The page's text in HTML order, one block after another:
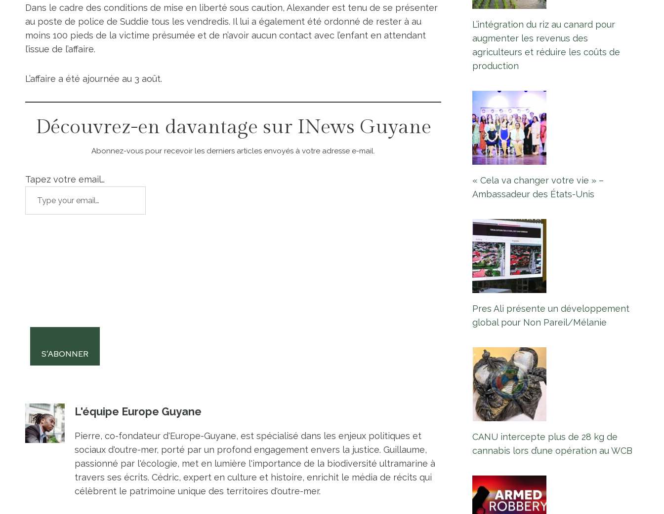
Dans le cadre des conditions de mise en liberté sous caution, Alexander est tenu de se présenter
au poste de police de Suddie tous les vendredis. Il lui a également été ordonné de rester à au
moins 100 pieds de la victime présumée et de n’avoir aucun contact avec l’enfant en attendant
l’issue de l’affaire.
L’affaire a été ajournée au 3 août.
Découvrez-en davantage sur INews Guyane
Abonnez-vous pour recevoir les derniers articles envoyés à votre adresse e-mail.
Tapez votre email…
S’ABONNER
L'équipe Europe Guyane
Pierre, co-fondateur d'Europe-Guyane, est spécialisé dans les enjeux politiques et
sociaux d'outre-mer, porté par un profond engagement envers la justice. Guillaume,
passionné par l'écologie, met en lumière l'importance de la biodiversité ultramarine à
travers ses écrits. Cédric, expert en culture et histoire, enrichit le média de récits qui
célèbrent le patrimoine unique des territoires d'outre-mer.
L’intégration du riz au canard pour
augmenter les revenus des
agriculteurs et réduire les coûts de
production
« Cela va changer votre vie » –
Ambassadeur des États-Unis
Pres Ali présente un développement
global pour Non Pareil/Mélanie
CANU intercepte plus de 28 kg de
cannabis lors d’une opération au WCB